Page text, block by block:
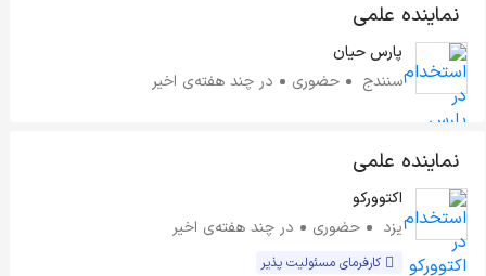
نماینده علمی
پارس حیان
سنندج
حضوری در چند هفته‌ی اخیر
نماینده علمی
اکتوورکو
یزد
حضوری در چند هفته‌ی اخیر
کارفرمای مسئولیت پذیر